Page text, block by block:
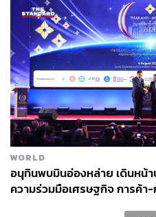
WORLD
อนุทินพบมินอ่องหล่าย เดินหน้า
ความร่วมมือเศรษฐกิจ การค้า